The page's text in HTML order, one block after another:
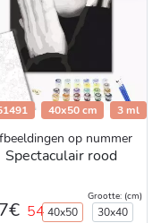
40x50 cm 3 ml
op nummer
Spectaculair rood
54
Grootte: (cm)
40x50
30x40